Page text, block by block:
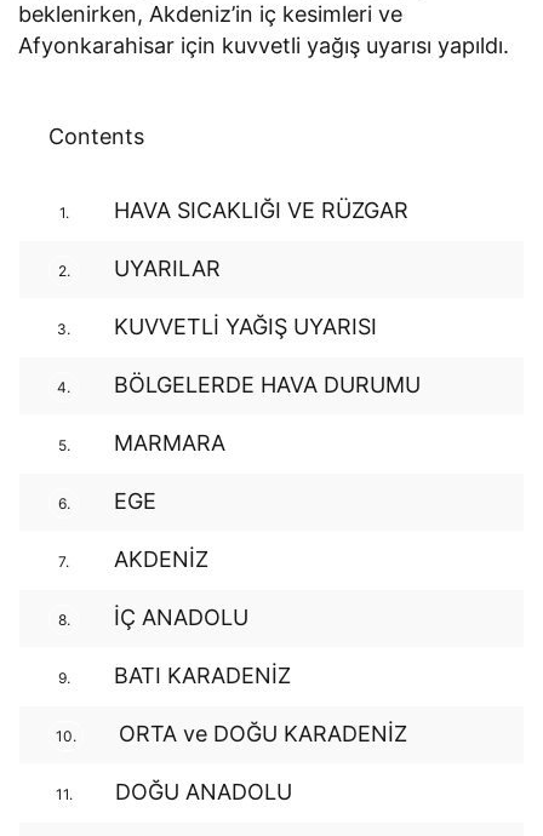
beklenirken, Akdeniz’in iç kesimleri ve
Afyonkarahisar için kuvvetli yağış uyarısı yapıldı.
Contents
1. HAVA SICAKLIĞI VE RÜZGAR
2. UYARILAR
3. KUVVETLİ YAĞIŞ UYARISI
4. BÖLGELERDE HAVA DURUMU
5. MARMARA
6. EGE
7. AKDENİZ
8. İÇ ANADOLU
9. BATI KARADENİZ
10. ORTA ve DOĞU KARADENİZ
11. DOĞU ANADOLU